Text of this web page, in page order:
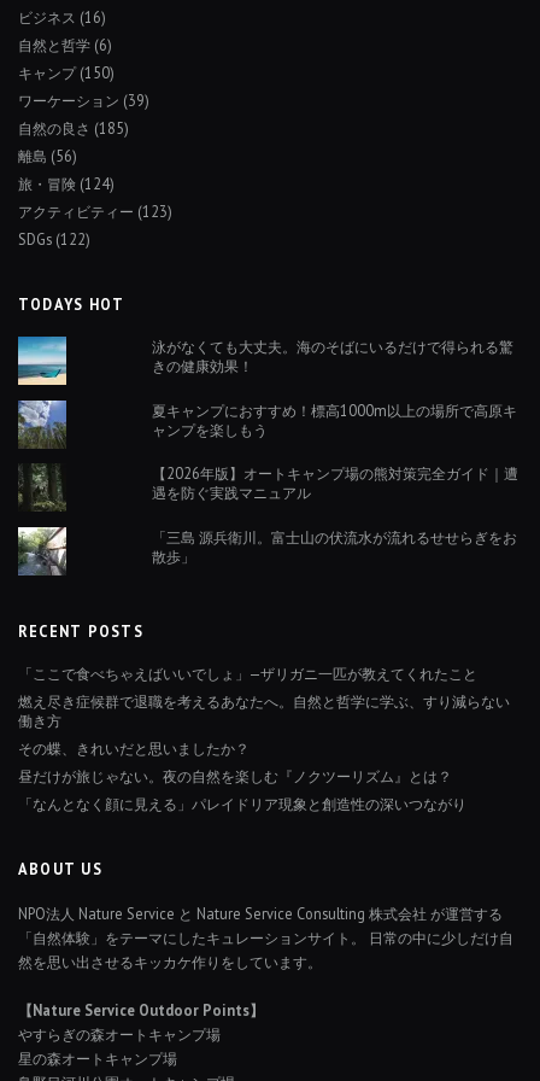
ビジネス (16)
自然と哲学 (6)
キャンプ(150)
ワーケーション (39)
自然の良さ (185)
離島 (56)
旅・冒険 (124)
アクティビティー (123)
SDGs (122)
TODAYS HOT
泳がなくても大丈夫。海のそばにいるだけで得られる驚
きの健康効果！
夏キャンプにおすすめ！標高1000m以上の場所で高原キ
ャンプを楽しもう
【2026年版】オートキャンプ場の熊対策完全ガイド｜遭
遇を防ぐ実践マニュアル
「三島 源兵衛川。富士山の伏流水が流れるせせらぎをお
散歩」
RECENT POSTS
「ここで食べちゃえばいいでしょ」—ザリガニ一匹が教えてくれたこと
燃え尽き症候群で退職を考えるあなたへ。自然と哲学に学ぶ、すり減らない
働き方
その蝶、きれいだと思いましたか？
昼だけが旅じゃない。夜の自然を楽しむ『ノクツーリズム』とは？
「なんとなく顔に見える」パレイドリア現象と創造性の深いつながり
ABOUT US
NPO法人 Nature Service と Nature Service Consulting 株式会社 が運営する
「自然体験」をテーマにしたキュレーションサイト。 日常の中に少しだけ自
然を思い出させるキッカケ作りをしています。
【Nature Service Outdoor Points】
やすらぎの森オートキャンプ場
星の森オートキャンプ場